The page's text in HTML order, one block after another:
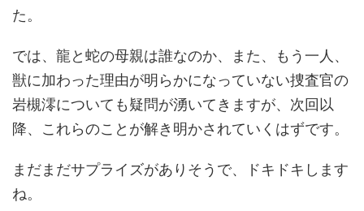
た。
では、龍と蛇の母親は誰なのか、また、もう一人、
獣に加わった理由が明らかになっていない捜査官の
岩槻澪についても疑問が湧いてきますが、次回以
降、これらのことが解き明かされていくはずです。
まだまだサプライズがありそうで、ドキドキします
ね。